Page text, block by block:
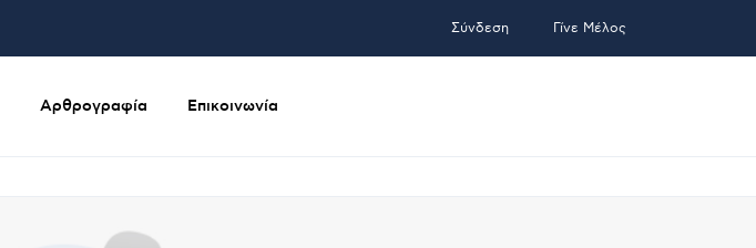
Σύνδεση Γίνε Μέλος
Αρθρογραφία Επικοινωνία